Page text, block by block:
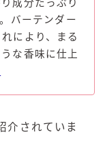
成分たっぷり
バーテンダー
により、まる
な香味に仕上
介されていま